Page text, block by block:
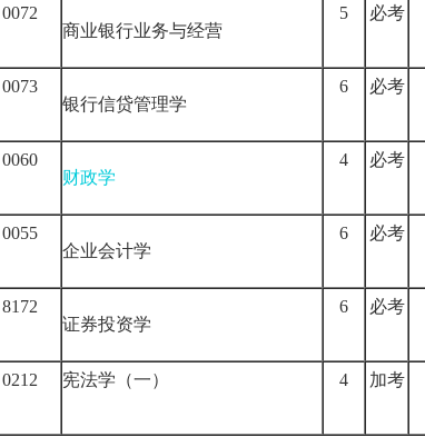
0072
商业银行业务与经营
5 必考
0073
银行信贷管理学
6 必考
0060
财政学
4 必考
0055
企业会计学
6 必考
8172
证券投资学
6 必考
0212 宪法学 （一） 4 加考